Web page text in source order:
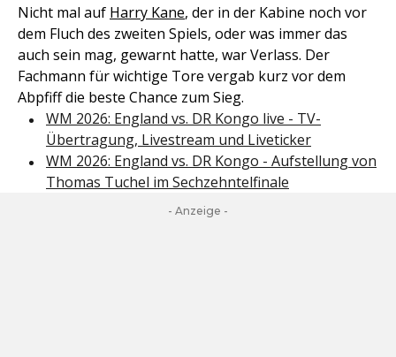
Nicht mal auf Harry Kane, der in der Kabine noch vor
dem Fluch des zweiten Spiels, oder was immer das
auch sein mag, gewarnt hatte, war Verlass. Der
Fachmann für wichtige Tore vergab kurz vor dem
Abpfiff die beste Chance zum Sieg.
WM 2026: England vs. DR Kongo live - TV-
Übertragung, Livestream und Liveticker
WM 2026: England vs. DR Kongo - Aufstellung von
Thomas Tuchel im Sechzehntelfinale
- Anzeige -